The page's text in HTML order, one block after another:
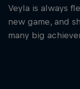
Veyla is always
new game, and
many big